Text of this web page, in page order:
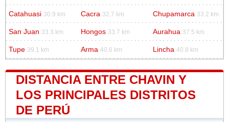
Catahuasi 30.9 km Cacra 32.7 km Chupamarca 33.2 km
San Juan 33.3 km Hongos 33.7 km Aurahua 37.5 km
Tupe 39.1 km Arma 40.6 km Lincha 40.8 km
DISTANCIA ENTRE CHAVIN Y
LOS PRINCIPALES DISTRITOS
DE PERÚ